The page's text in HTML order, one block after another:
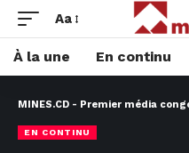
Aa
À la une En continu
MINES.CD - Premier média
EN CONTINU